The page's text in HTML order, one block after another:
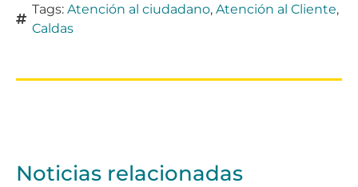
Tags: Atención al ciudadano, Atención al Cliente,
Caldas
Noticias relacionadas